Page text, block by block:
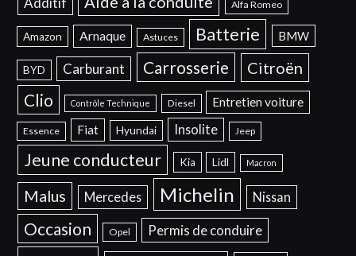
Alfa Romeo
Amazon Arnaque Astuces Batterie BMW
BYD Carburant Carrosserie Citroën
Clio Contrôle Technique Diesel Entretien voiture
Essence Fiat Hyundai Insolite Jeep
Jeune conducteur Kia Lidl Macron
Malus Mercedes Michelin Nissan
Occasion Opel Permis de conduire